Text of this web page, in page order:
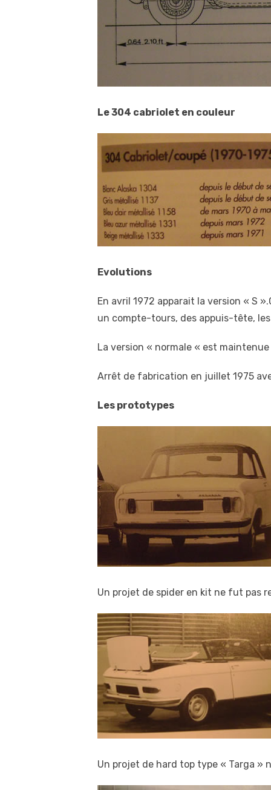
Le 304 cabriolet en couleur
Evolutions
En avril 1972 apparait la version « S
un compte-tours, des appuis-tête,
La version « normale « est
Arrêt de fabrication en juillet 1975
Les prototypes
Un projet de spider en kit ne fut pas
Un projet de hard top type « Targa »